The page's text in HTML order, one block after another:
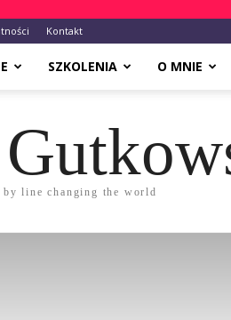
Kontakt
SZKOLENIA O MNIE
line changing the world